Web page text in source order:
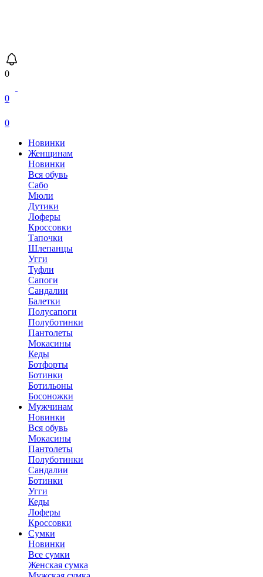
0
0
0
Новинки
Женщинам
Новинки
Вся обувь
Сабо
Мюли
Дутики
Лоферы
Кроссовки
Тапочки
Шлепанцы
Угги
Туфли
Сапоги
Сандалии
Балетки
Полусапоги
Полуботинки
Пантолеты
Мокасины
Кеды
Ботфорты
Ботинки
Ботильоны
Босоножки
Мужчинам
Новинки
Вся обувь
Мокасины
Пантолеты
Полуботинки
Сандалии
Ботинки
Угги
Кеды
Лоферы
Кроссовки
Сумки
Новинки
Все сумки
Женская сумка